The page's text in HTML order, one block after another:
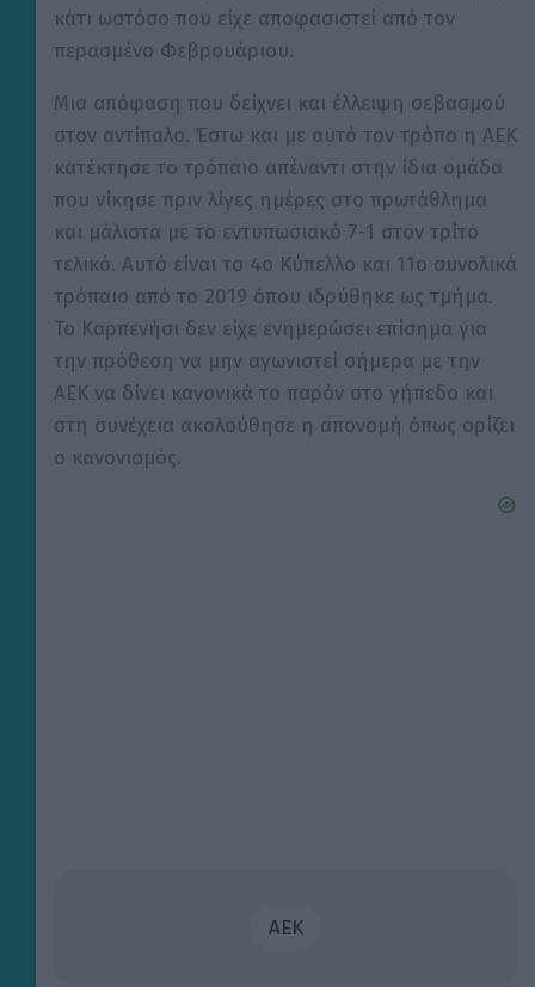
κάτι ωστόσο που είχε αποφασιστεί από τον
περασμένο Φεβρουάριου.
Μια απόφαση που δείχνει και έλλειψη σεβασμού
στον αντίπαλο. Έστω και με αυτό τον τρόπο η ΑΕΚ
κατέκτησε το τρόπαιο απέναντι στην ίδια ομάδα
που νίκησε πριν λίγες ημέρες στο πρωτάθλημα
και μάλιστα με το εντυπωσιακό 7-1 στον τρίτο
τελικό. Αυτό είναι το 4ο Κύπελλο και 11ο συνολικά
τρόπαιο από το 2019 όπου ιδρύθηκε ως τμήμα.
Το Καρπενήσι δεν είχε ενημερώσει επίσημα για
την πρόθεση να μην αγωνιστεί σήμερα με την
ΑΕΚ να δίνει κανονικά το παρόν στο γήπεδο και
στη συνέχεια ακολούθησε η απονομή όπως ορίζει
ο κανονισμός.
ΑΕΚ